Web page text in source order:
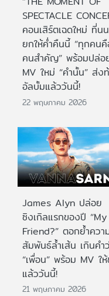
SPECTACLE
คอนเสิร์ตเฉดใหม่ ที่น
ยกให้ค่ำคืนนี้ “ทุกคน
คนสำคัญ” พร้อมปล่อ
MV ใหม่ “คำนั้น” ส่ง
อัลบั้มแล้ววันนี้!
22 พฤษภาคม 2026
James Alyn ปล่อย
ซิงเกิลแรกของปี “My
Friend?” ตอกย้ำควา
สัมพันธ์ล้ำเส้น เกินคำ
“เพื่อน” พร้อม MV ใ
แล้ววันนี้!
21 พฤษภาคม 2026